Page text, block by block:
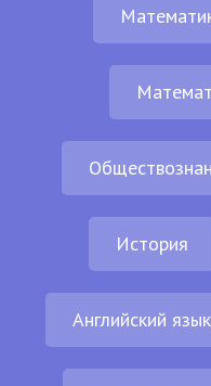
История
Английский язык